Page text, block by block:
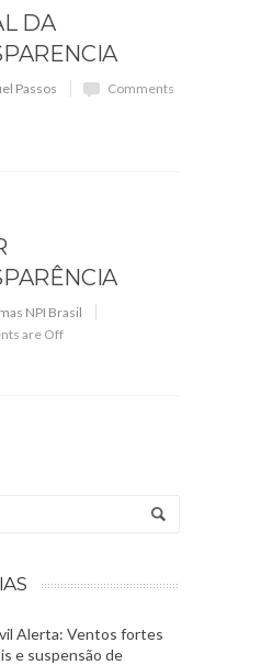
DA
Passos
Comments
NPI Brasil
are Off
Alerta: Ventos fortes
e suspensão de